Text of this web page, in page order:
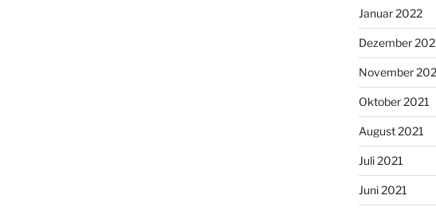
Januar 2022
Dezember
November
Oktober 2021
August 2021
Juli 2021
Juni 2021